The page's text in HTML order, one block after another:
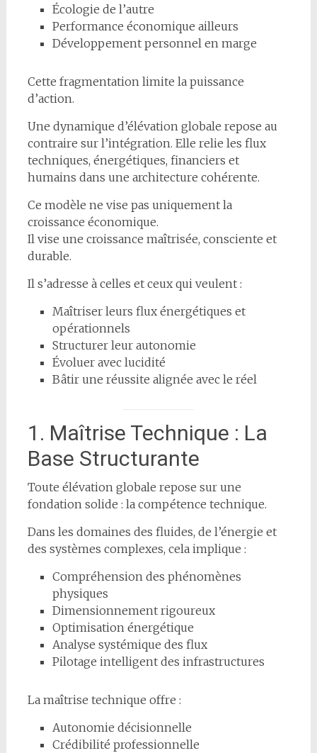
Écologie de l’autre
Performance économique ailleurs
Développement personnel en marge
Cette fragmentation limite la puissance
d’action.
Une dynamique d’élévation globale repose au
contraire sur l’intégration. Elle relie les flux
techniques, énergétiques, financiers et
humains dans une architecture cohérente.
Ce modèle ne vise pas uniquement la
croissance économique.
Il vise une croissance maîtrisée, consciente et
durable.
Il s’adresse à celles et ceux qui veulent :
Maîtriser leurs flux énergétiques et
opérationnels
Structurer leur autonomie
Évoluer avec lucidité
Bâtir une réussite alignée avec le réel
1. Maîtrise Technique : La
Base Structurante
Toute élévation globale repose sur une
fondation solide : la compétence technique.
Dans les domaines des fluides, de l’énergie et
des systèmes complexes, cela implique :
Compréhension des phénomènes
physiques
Dimensionnement rigoureux
Optimisation énergétique
Analyse systémique des flux
Pilotage intelligent des infrastructures
La maîtrise technique offre :
Autonomie décisionnelle
Crédibilité professionnelle